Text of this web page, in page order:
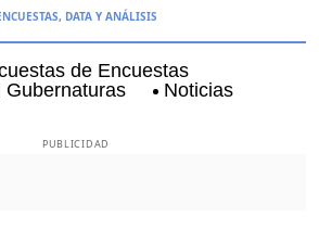
DATA Y ANÁLISIS
de Encuestas
Gubernaturas
Noticias
PUBLICIDAD